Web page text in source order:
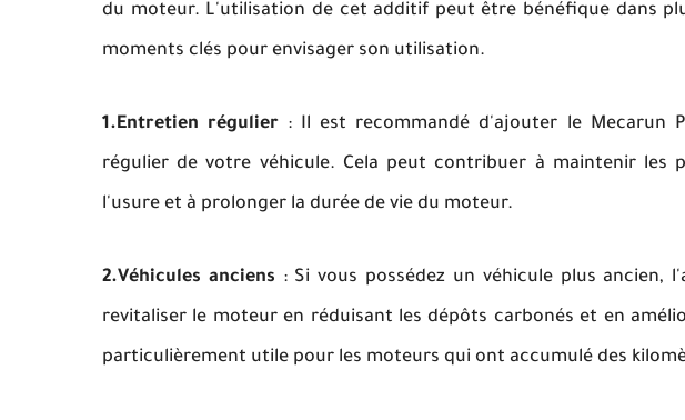
du moteur. L'utilisation de cet additif peut être bénéfique dans
moments clés pour envisager son utilisation.
1.Entretien régulier : Il est recommandé d'ajouter le Mecarun
régulier de votre véhicule. Cela peut contribuer à maintenir les
l'usure et à prolonger la durée de vie du moteur.
2.Véhicules anciens : Si vous possédez un véhicule plus ancien,
revitaliser le moteur en réduisant les dépôts carbonés et en
particulièrement utile pour les moteurs qui ont accumulé des